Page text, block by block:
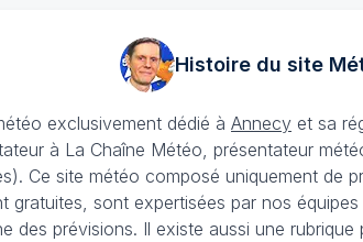
Histoire du site
exclusivement dédié à Annecy et sa
à La Chaîne Météo, présentateur
Ce site météo composé uniquement de
gratuites, sont expertisées par nos
des prévisions. Il existe aussi une